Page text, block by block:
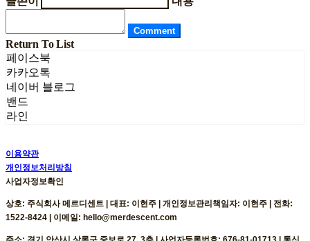
Comment
Return To List
페이스북
카카오톡
네이버 블로그
밴드
라인
이용약관
개인정보처리방침
사업자정보확인
상호: 주식회사 메르디센트 | 대표: 이현주 | 개인정보관리책임자: 이현주 | 전화:
1522-8424 | 이메일: hello@merdescent.com